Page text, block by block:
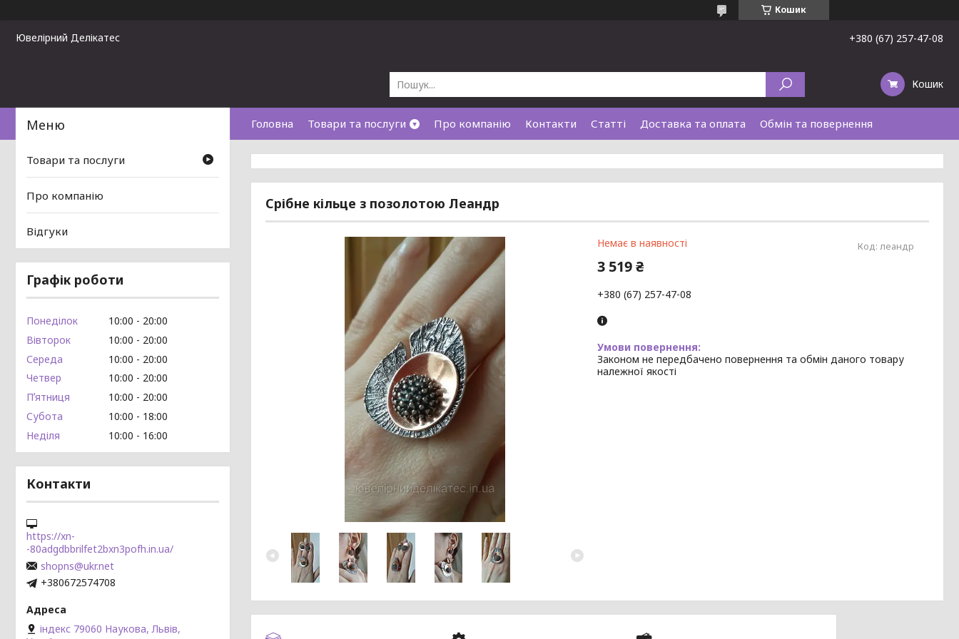
Кошик
Ювелірний Делікатес +380 (67) 257-47-08
Кошик
Головна Товари та послуги Про компанію Контакти Статті Доставка та оплата Обмін та повернення
Срібне кільце з позолотою Леандр
Немає в наявності Код: леандр
3 519 ₴
+380 (67) 257-47-08
Законом не передбачено повернення та обмін даного товару
належної якості
Товари та послуги
Про компанію
Відгуки
Графік роботи
Понеділок 10:00
20:00
Вівторок
10:00
20:00
Середа
10:00
20:00
Четвер
10:00
20:00
Пʼятниця
10:00
20:00
Субота
10:00
18:00
Неділя
10:00 16:00
Контакти
https://xn-
-80adgdbbrilfet2bxn3pofh.in.ua/
shopns@ukr.net
+380672574708
індекс 79060 Наукова, Львів,